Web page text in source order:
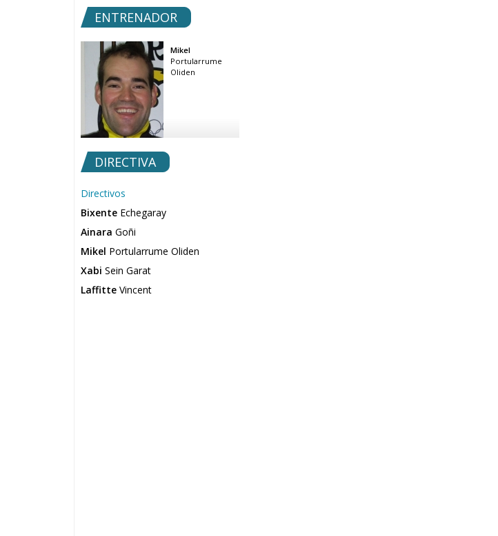
ENTRENADOR
Mikel
Portularrume
Oliden
DIRECTIVA
Directivos
Bixente Echegaray
Ainara Goñi
Mikel Portularrume Oliden
Xabi Sein Garat
Laffitte Vincent